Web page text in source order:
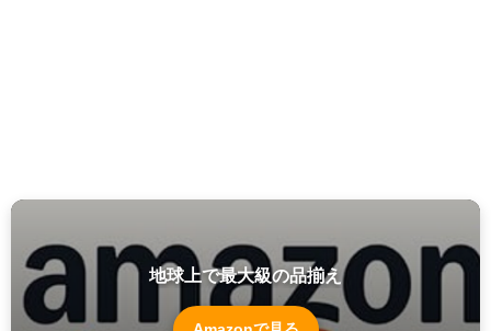
地球上で最大級の品揃え